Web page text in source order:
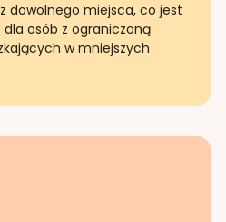
dowolnego miejsca, co jest
osób z ograniczoną
w mniejszych